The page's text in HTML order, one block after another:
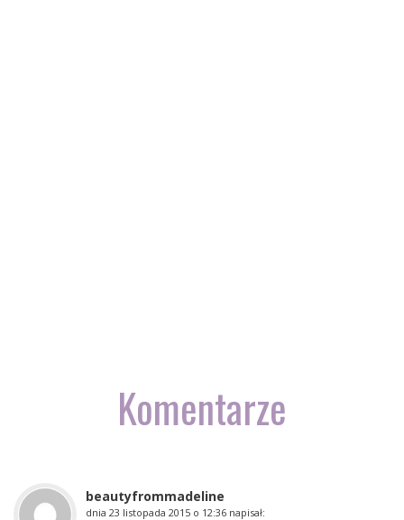
Komentarze
beautyfrommadeline
dnia 23 listopada 2015 o 12:36 napisał: